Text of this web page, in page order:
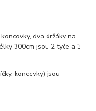
dva držáky na
300cm jsou 2 tyče a 3
koncovky) jsou